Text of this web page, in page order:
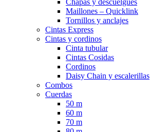
Chapas y descuelgues
Maillones – Quicklink
Tornillos y anclajes
Cintas Express
Cintas y cordinos
Cinta tubular
Cintas Cosidas
Cordinos
Daisy Chain y escalerillas
Combos
Cuerdas
50 m
60 m
70 m